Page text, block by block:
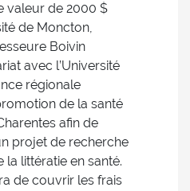
valeur de 2000 $
de Moncton,
Boivin
avec l’Université
régionale
de la santé
afin de
projet de recherche
la littératie en santé.
de couvrir les frais